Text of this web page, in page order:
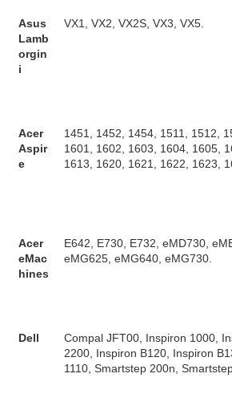
Asus
Lamb
orgin
i
VX1, VX2, VX2S, VX3, VX5.
Acer
Aspir
e
1451, 1452, 1454, 1511, 1512,
1601, 1602, 1603, 1604, 1605,
1613, 1620, 1621, 1622, 1623,
Acer
eMac
hines
E642, E730, E732, eMD730,
eMG625, eMG640, eMG730.
Dell
Compal JFT00, Inspiron 1000,
2200, Inspiron B120, Inspiron
1110, Smartstep 200n,